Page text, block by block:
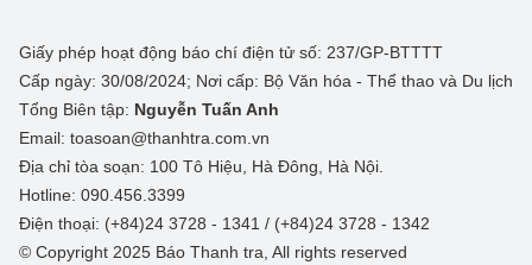
Giấy phép hoạt động báo chí điện tử số: 237/GP-BTTTT
Cấp ngày: 30/08/2024; Nơi cấp: Bộ Văn hóa - Thể thao và Du lịch
Tổng Biên tập: Nguyễn Tuấn Anh
Email: toasoan@thanhtra.com.vn
Địa chỉ tòa soạn: 100 Tô Hiệu, Hà Đông, Hà Nội.
Hotline: 090.456.3399
Điện thoại: (+84)24 3728 - 1341 / (+84)24 3728 - 1342
© Copyright 2025 Báo Thanh tra, All rights reserved